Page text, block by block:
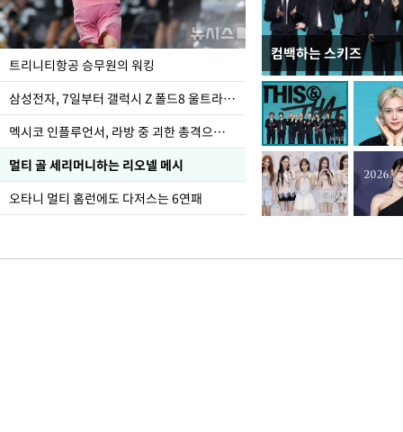
트리니티항공 승무원의 워킹
삼성전자, 7일부터 갤럭시 Z 폴드8 울트라·폴드8·플립8 출시
멕시코 인플루언서, 라방 중 괴한 총격으로 사망
멀티 골 세리머니하는 리오넬 메시
오타니 멀티 홈런에도 다저스는 6연패
컴백하는 스키즈
입추 하루 앞둔 전남
폭염